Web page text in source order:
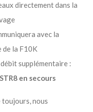
directement dans la
avec la
de la F10K
supplémentaire :
en secours
toujours, nous